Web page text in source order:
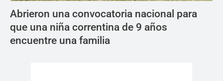
Abrieron una convocatoria nacional para
que una niña correntina de 9 años
encuentre una familia